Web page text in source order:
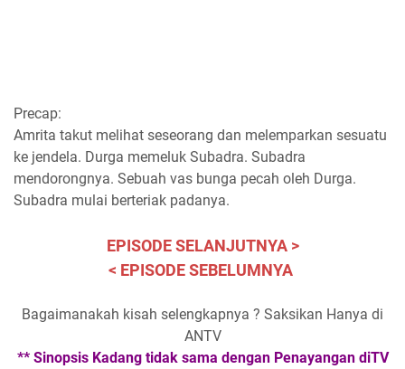
Precap:
Amrita takut melihat seseorang dan melemparkan sesuatu
ke jendela. Durga memeluk Subadra. Subadra
mendorongnya. Sebuah vas bunga pecah oleh Durga.
Subadra mulai berteriak padanya.
EPISODE SELANJUTNYA >
< EPISODE SEBELUMNYA
Bagaimanakah kisah selengkapnya ? Saksikan Hanya di
ANTV
** Sinopsis Kadang tidak sama dengan Penayangan diTV